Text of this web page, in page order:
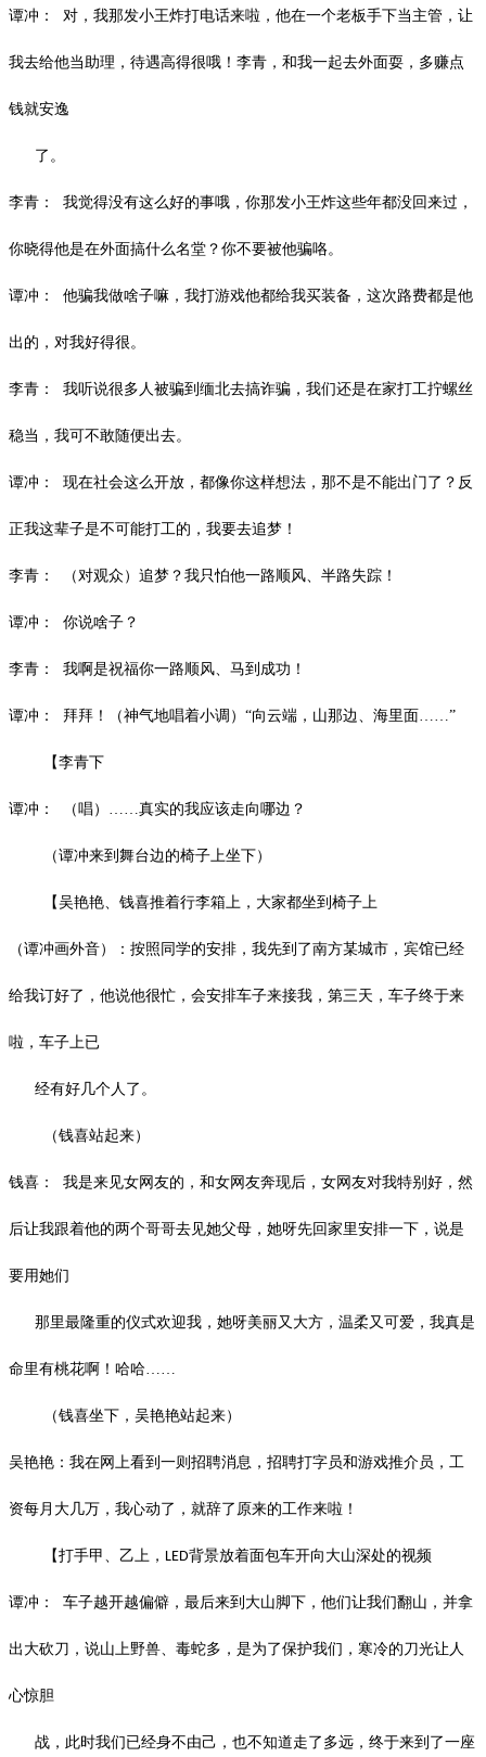
谭冲： 对，我那发小王炸打电话来啦，他在一个老板手下当主管，让
我去给他当助理，待遇高得很哦！李青，和我一起去外面耍，多赚点
钱就安逸
了。
李青： 我觉得没有这么好的事哦，你那发小王炸这些年都没回来过，
你晓得他是在外面搞什么名堂？你不要被他骗咯。
谭冲： 他骗我做啥子嘛，我打游戏他都给我买装备，这次路费都是他
出的，对我好得很。
李青： 我听说很多人被骗到缅北去搞诈骗，我们还是在家打工拧螺丝
稳当，我可不敢随便出去。
谭冲： 现在社会这么开放，都像你这样想法，那不是不能出门了？反
正我这辈子是不可能打工的，我要去追梦！
李青： （对观众）追梦？我只怕他一路顺风、半路失踪！
谭冲： 你说啥子？
李青： 我啊是祝福你一路顺风、马到成功！
谭冲： 拜拜！（神气地唱着小调） “向云端，山那边、海里面……”
【李青下
谭冲： （唱） ……真实的我应该走向哪边？
（谭冲来到舞台边的椅子上坐下）
【吴艳艳、钱喜推着行李箱上，大家都坐到椅子上
（谭冲画外音）：按照同学的安排，我先到了南方某城市，宾馆已经
给我订好了，他说他很忙，会安排车子来接我，第三天，车子终于来
啦，车子上已
经有好几个人了。
（钱喜站起来）
钱喜： 我是来见女网友的，和女网友奔现后，女网友对我特别好，然
后让我跟着他的两个哥哥去见她父母，她呀先回家里安排一下，说是
要用她们
那里最隆重的仪式欢迎我，她呀美丽又大方，温柔又可爱，我真是
命里有桃花啊！哈哈
（钱喜坐下，吴艳艳站起来）
吴艳艳：我在网上看到一则招聘消息，招聘打字员和游戏推介员，工
资每月大几万，我心动了，就辞了原来的工作来啦！
【打手甲、乙上， LED背景放着面包车开向大山深处的视频
谭冲： 车子越开越偏僻，最后来到大山脚下，他们让我们翻山，并拿
出大砍刀，说山上野兽、毒蛇多，是为了保护我们，寒冷的刀光让人
心惊胆
战，此时我们已经身不由己，也不知道走了多远，终于来到了一座